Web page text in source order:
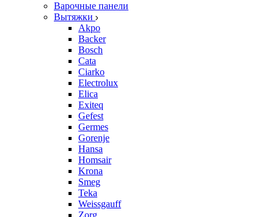
Варочные панели
Вытяжки
Akpo
Backer
Bosch
Cata
Ciarko
Electrolux
Elica
Exiteq
Gefest
Germes
Gorenje
Hansa
Homsair
Krona
Smeg
Teka
Weissgauff
Zorg